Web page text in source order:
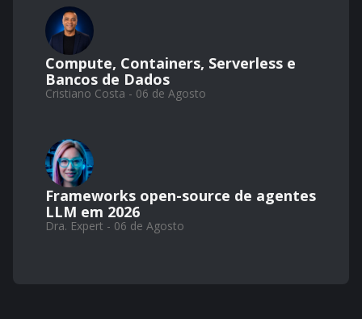
Compute, Containers, Serverless e
Bancos de Dados
Cristiano Costa - 06 de Agosto
Frameworks open-source de agentes
LLM em 2026
Dra. Expert - 06 de Agosto